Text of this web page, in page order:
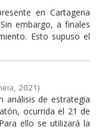
en Cartagena
embargo, a finales
Esto supuso el
, 2021)
análisis de estrategia
ocurrida el 21 de
ello se utilizará la